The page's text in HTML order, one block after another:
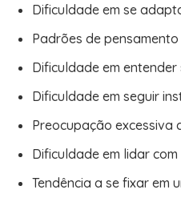
Dificuldade em se
Padrões de
Dificuldade em
Dificuldade em seguir
Preocupação excessiva
Dificuldade em lidar
Tendência a se fixar em